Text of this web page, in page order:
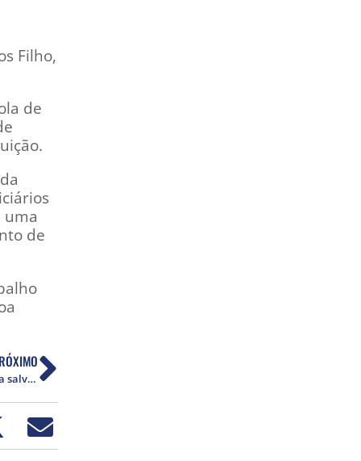
Filho,
de
uma
de
Instituto Vladimir Herzog repudia manobra para salvar Bolsonaro e golpistas